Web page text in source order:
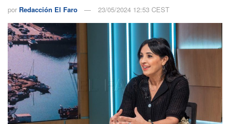
por Redacción El Faro 23/05/2024 12:53 CEST